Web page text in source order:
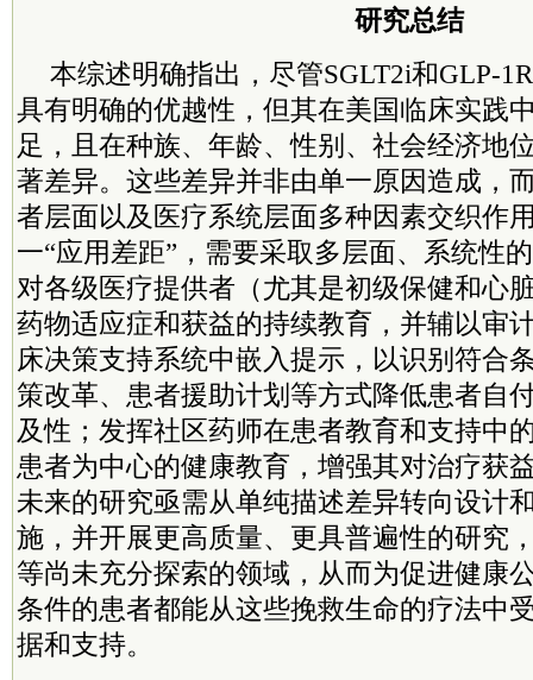
研究总结
本综述明确指出，尽管SGLT2i和GLP-
具有明确的优越性，但其在美国临床实践
足，且在种族、年龄、性别、社会经济地
著差异。这些差异并非由单一原因造成，
者层面以及医疗系统层面多种因素交织作
一“应用差距”，需要采取多层面、系统性
对各级医疗提供者（尤其是初级保健和心
药物适应症和获益的持续教育，并辅以审
床决策支持系统中嵌入提示，以识别符合
策改革、患者援助计划等方式降低患者自
及性；发挥社区药师在患者教育和支持中
患者为中心的健康教育，增强其对治疗获
未来的研究亟需从单纯描述差异转向设计
施，并开展更高质量、更具普遍性的研究
等尚未充分探索的领域，从而为促进健康
条件的患者都能从这些挽救生命的疗法中
据和支持。